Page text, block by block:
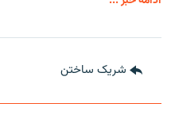
شریک ساختن